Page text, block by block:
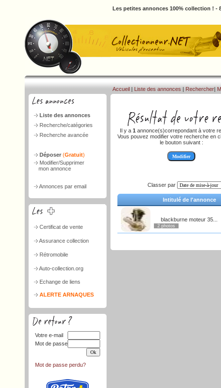
Les petites annonces 100% collection ! -
Liste des annonces
Recherche/catégories
Recherche avancée
Déposer (Gratuit)
Modifier/Supprimer
mon annonce
Annonces par email
Certificat de vente
Assurance collection
Rétromobile
Auto-collection.org
Echange de liens
ALERTE ARNAQUES
Votre e-mail
Mot de passe
Mot de passe perdu?
Accueil | Liste des annonces | Rechercher|
Il y a 1 annonce(s)correpondant à votre
Vous pouvez modifier votre recherche en
le bouton suivant :
Classer par
Intitulé de l'annonce
blackburne moteur 35...
2 photos